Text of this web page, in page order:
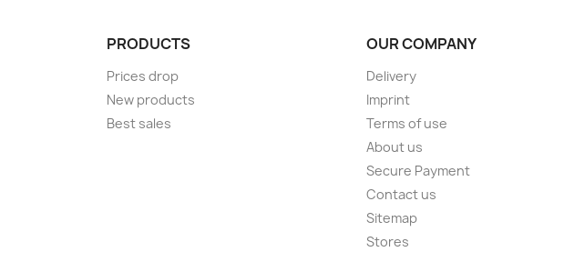
PRODUCTS
Prices drop
New products
Best sales
OUR COMPANY
Delivery
Imprint
Terms of use
About us
Secure Payment
Contact us
Sitemap
Stores